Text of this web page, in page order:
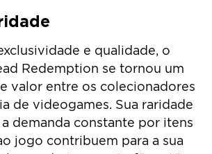
e qualidade, o
Redemption se tornou um
valor entre os colecionadores
de videogames. Sua raridade
demanda constante por itens
jogo contribuem para a sua